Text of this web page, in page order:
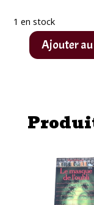
1 en stock
quantité
"Soleil
Campbell
Ajouter